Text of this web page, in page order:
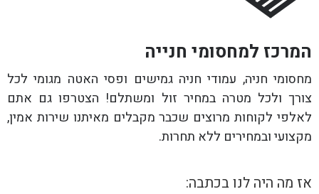
המרכז למחסומי חנייה
מחסומי חניה, עמודי חניה גמישים ופסי האטה מגומי לכל
צורך ולכל מטרה במחיר זול ומשתלם! הצטרפו גם אתם
לאלפי לקוחות מרוצים שכבר מקבלים מאיתנו שירות אמין,
מקצועי ובמחירים ללא תחרות.
אז מה היה לנו בכתבה: